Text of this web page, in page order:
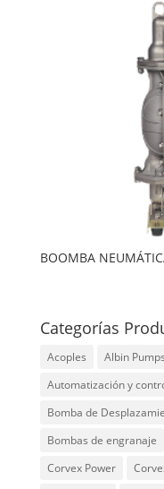
BOOMBA
Categorías
Acoples Albin Pumps
Automatización y
Bomba de
Bombas de engranaje
Corvex Power